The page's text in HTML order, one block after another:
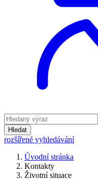
Hledat
rozšířené vyhledávání
Úvodní stránka
Kontakty
Životní situace